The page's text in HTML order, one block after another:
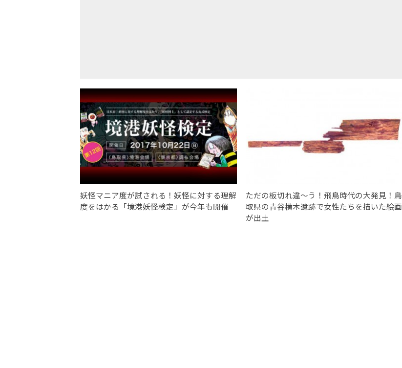
妖怪マニア度が試される！妖怪に対する理解
度をはかる「境港妖怪検定」が今年も開催
ただの板切れ違〜う！飛鳥時代の大発見！鳥
取県の青谷横木遺跡で女性たちを描いた絵画
が出土